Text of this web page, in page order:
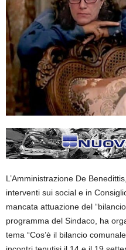
L’Amministrazione De
interventi sui social e in
mancata attuazione del
programma del Sindaco, ha
tema “Cos’è il bilancio